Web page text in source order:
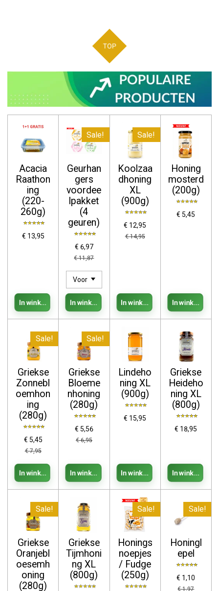
TOP
Acacia
Raathon
ing
(220-
260g)
€ 13,95
In winkelwagen
Sale!
Geurhan
gers
voordee
lpakket
(4
geuren)
€ 6,97
€ 11,87
In winkelwagen
Sale!
Koolzaa
dhoning
XL
(900g)
€ 12,95
€ 14,95
In winkelwagen
Honing
mosterd
(200g)
€ 5,45
In
Sale!
Griekse
Zonnebl
oemhon
ing
(280g)
€ 5,45
€ 7,95
In winkelwagen
Sale!
Griekse
Bloeme
nhoning
(280g)
€ 5,56
€ 6,95
In winkelwagen
Lindeho
ning XL
(900g)
€ 15,95
In winkelwagen
Griekse
Heideho
ning XL
(800g)
€ 18,95
In
Sale!
Griekse
Oranjebl
oesemh
oning
(280g)
Griekse
Tijmhoni
ng XL
(800g)
Sale!
Honings
noepjes
/ Fudge
(250g)
Sale!
Honingl
epel
€ 1,10
€ 1,97